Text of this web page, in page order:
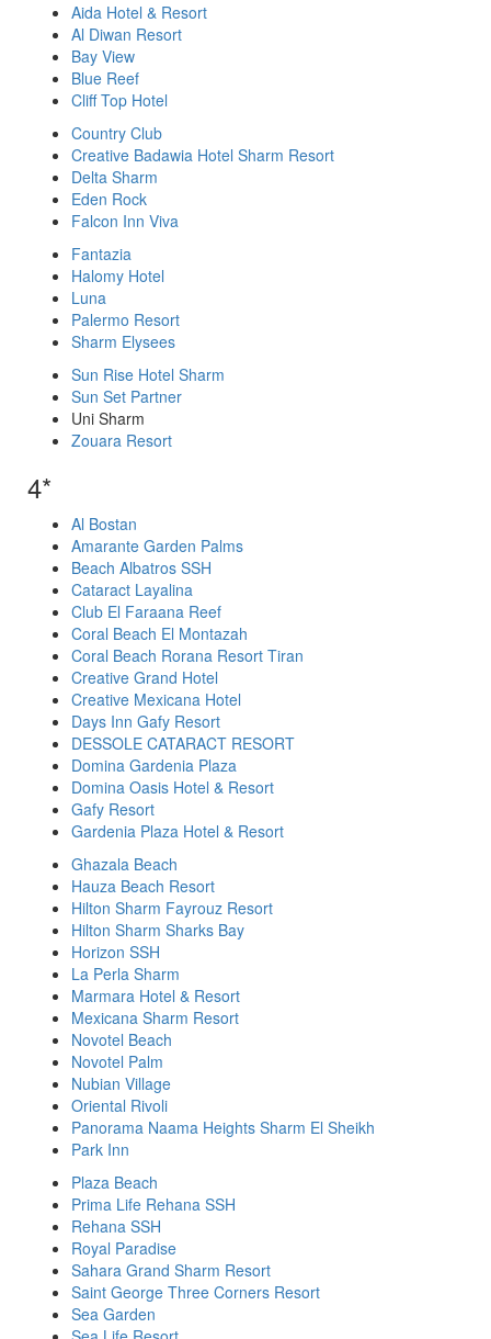
Aida Hotel & Resort
Al Diwan Resort
Bay View
Blue Reef
Cliff Top Hotel
Country Club
Creative Badawia Hotel Sharm Resort
Delta Sharm
Eden Rock
Falcon Inn Viva
Fantazia
Halomy Hotel
Luna
Palermo Resort
Sharm Elysees
Sun Rise Hotel Sharm
Sun Set Partner
Uni Sharm
Zouara Resort
4*
Al Bostan
Amarante Garden Palms
Beach Albatros SSH
Cataract Layalina
Club El Faraana Reef
Coral Beach El Montazah
Coral Beach Rorana Resort Tiran
Creative Grand Hotel
Creative Mexicana Hotel
Days Inn Gafy Resort
DESSOLE CATARACT RESORT
Domina Gardenia Plaza
Domina Oasis Hotel & Resort
Gafy Resort
Gardenia Plaza Hotel & Resort
Ghazala Beach
Hauza Beach Resort
Hilton Sharm Fayrouz Resort
Hilton Sharm Sharks Bay
Horizon SSH
La Perla Sharm
Marmara Hotel & Resort
Mexicana Sharm Resort
Novotel Beach
Novotel Palm
Nubian Village
Oriental Rivoli
Panorama Naama Heights Sharm El Sheikh
Park Inn
Plaza Beach
Prima Life Rehana SSH
Rehana SSH
Royal Paradise
Sahara Grand Sharm Resort
Saint George Three Corners Resort
Sea Garden